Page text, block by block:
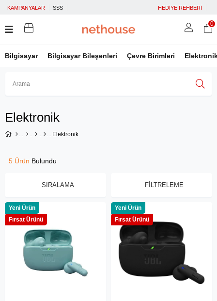
KAMPANYALAR SSS HEDİYE REHBERİ
Bilgisayar Bilgisayar Bileşenleri Çevre Birimleri
0
Elektronik
Elektronik
FILTRELEME
SIRALAMA
5 Ürün
Yeni Ürün
Fırsat Ürünü
Yeni Ürün
Fırsat Ürünü